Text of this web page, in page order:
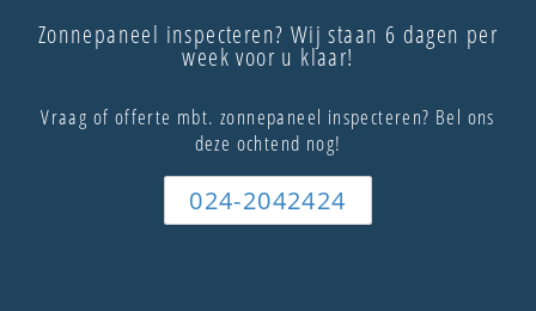
Zonnepaneel inspecteren? Wij staan 6 dagen per
week voor u klaar!
Vraag of offerte mbt. zonnepaneel inspecteren? Bel ons
deze ochtend nog!
024-2042424